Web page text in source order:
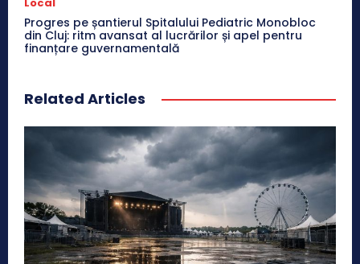
Progres pe șantierul Spitalului Pediatric Monobloc
din Cluj: ritm avansat al lucrărilor și apel pentru
finanțare guvernamentală
Related Articles